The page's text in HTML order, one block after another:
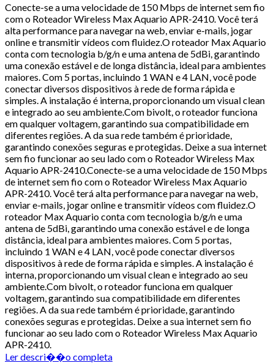
Conecte-se a uma velocidade de 150 Mbps de internet sem fio
com o Roteador Wireless Max Aquario APR-2410. Você terá
alta performance para navegar na web, enviar e-mails, jogar
online e transmitir vídeos com fluidez.O roteador Max Aquario
conta com tecnologia b/g/n e uma antena de 5dBi, garantindo
uma conexão estável e de longa distância, ideal para ambientes
maiores. Com 5 portas, incluindo 1 WAN e 4 LAN, você pode
conectar diversos dispositivos à rede de forma rápida e
simples. A instalação é interna, proporcionando um visual clean
e integrado ao seu ambiente.Com bivolt, o roteador funciona
em qualquer voltagem, garantindo sua compatibilidade em
diferentes regiões. A da sua rede também é prioridade,
garantindo conexões seguras e protegidas. Deixe a sua internet
sem fio funcionar ao seu lado com o Roteador Wireless Max
Aquario APR-2410.Conecte-se a uma velocidade de 150 Mbps
de internet sem fio com o Roteador Wireless Max Aquario
APR-2410. Você terá alta performance para navegar na web,
enviar e-mails, jogar online e transmitir vídeos com fluidez.O
roteador Max Aquario conta com tecnologia b/g/n e uma
antena de 5dBi, garantindo uma conexão estável e de longa
distância, ideal para ambientes maiores. Com 5 portas,
incluindo 1 WAN e 4 LAN, você pode conectar diversos
dispositivos à rede de forma rápida e simples. A instalação é
interna, proporcionando um visual clean e integrado ao seu
ambiente.Com bivolt, o roteador funciona em qualquer
voltagem, garantindo sua compatibilidade em diferentes
regiões. A da sua rede também é prioridade, garantindo
conexões seguras e protegidas. Deixe a sua internet sem fio
funcionar ao seu lado com o Roteador Wireless Max Aquario
APR-2410.
Ler descri��o completa